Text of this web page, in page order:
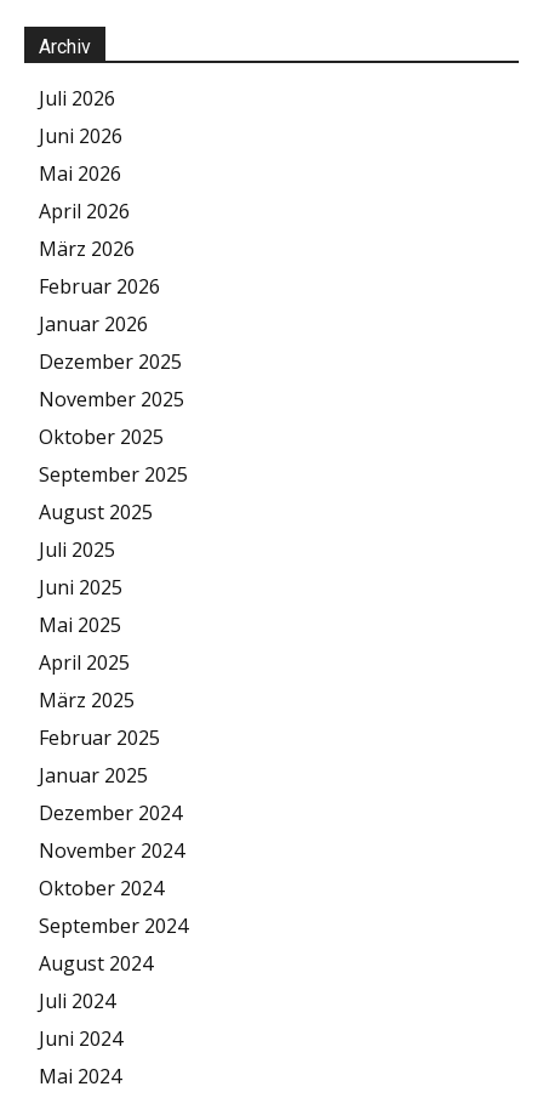
Archiv
Juli 2026
Juni 2026
Mai 2026
April 2026
März 2026
Februar 2026
Januar 2026
Dezember 2025
November 2025
Oktober 2025
September 2025
August 2025
Juli 2025
Juni 2025
Mai 2025
April 2025
März 2025
Februar 2025
Januar 2025
Dezember 2024
November 2024
Oktober 2024
September 2024
August 2024
Juli 2024
Juni 2024
Mai 2024